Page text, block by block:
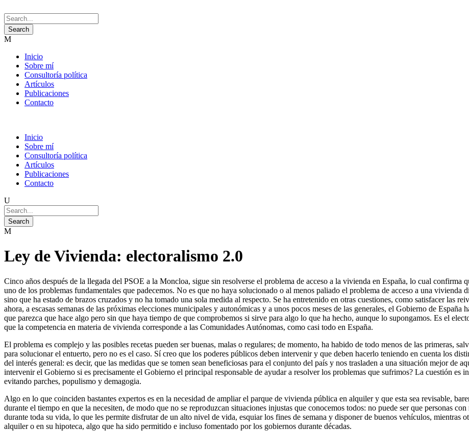
Inicio
Sobre mí
Consultoría política
Artículos
Publicaciones
Contacto
Inicio
Sobre mí
Consultoría política
Artículos
Publicaciones
Contacto
Ley de Vivienda: electoralismo 2.0
Cinco años después de la llegada del PSOE a la Moncloa, sigue sin resolverse el problema de acceso a la vivienda en España, lo cual confirma
uno de los problemas fundamentales que padecemos. No es que no haya solucionado o al menos paliado el problema de acceso a una vivienda
sino que ha estado de brazos cruzados y no ha tomado una sola medida al respecto. Se ha entretenido en otras cuestiones, como satisfacer las
ahora, a escasas semanas de las próximas elecciones municipales y autonómicas y a unos pocos meses de las generales, el Gobierno de
que parezca que hace algo pero sin que haya tiempo de que comprobemos si sirve para algo lo que ha hecho, aunque lo supongamos. Es el
que la competencia en materia de vivienda corresponde a las Comunidades Autónomas, como casi todo en España.
El problema es complejo y las posibles recetas pueden ser buenas, malas o regulares; de momento, ha habido de todo menos de las primeras,
para solucionar el entuerto, pero no es el caso. Sí creo que los poderes públicos deben intervenir y que deben hacerlo teniendo en cuenta los
del interés general: es decir, que las medidas que se tomen sean beneficiosas para el conjunto del país y nos trasladen a una situación mejor de
intervenir el Gobierno si es precisamente el Gobierno el principal responsable de ayudar a resolver los problemas que sufrimos? La cuestión es
evitando parches, populismo y demagogia.
Algo en lo que coinciden bastantes expertos es en la necesidad de ampliar el parque de vivienda pública en alquiler y que esta sea revisable,
durante el tiempo en que la necesiten, de modo que no se reproduzcan situaciones injustas que conocemos todos: no puede ser que personas
durante toda su vida, lo que les permite disfrutar de un alto nivel de vida, esquiar los fines de semana y disponer de buenos vehículos, mientras
alquiler o en su hipoteca, algo que ha sido permitido e incluso fomentado por los gobiernos durante décadas.